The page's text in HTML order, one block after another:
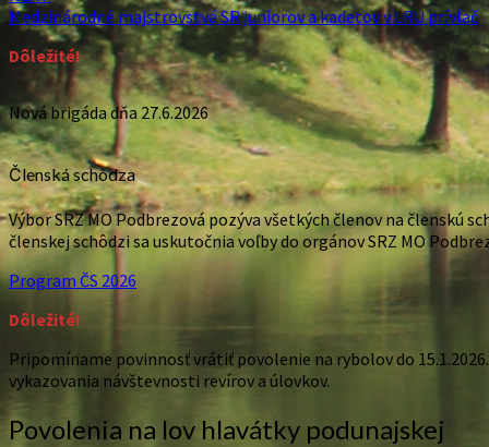
Medzinárodné majstrovstvá SR juniorov a kadetov v LRU prívlač
Dôležité!
Nová brigáda dňa 27.6.2026
Členská schôdza
Výbor SRZ MO Podbrezová pozýva všetkých členov na členskú
členskej schôdzi sa uskutočnia voľby do orgánov SRZ MO
Program ČS 2026
Dôležité!
Pripomíname povinnosť vrátiť povolenie na rybolov do
vykazovania návštevnosti revírov a úlovkov.
Povolenia na lov hlavátky podunajskej